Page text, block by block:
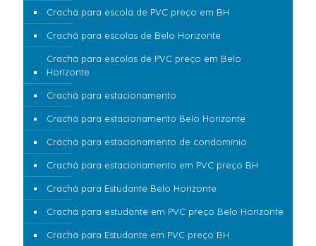
Crachá para escola de PVC preço em BH
Crachá para escolas de Belo Horizonte
Crachá para escolas de PVC preço em Belo
Horizonte
Crachá para estacionamento
Crachá para estacionamento Belo Horizonte
Crachá para estacionamento de condomínio
Crachá para estacionamento em PVC preço BH
Crachá para Estudante Belo Horizonte
Crachá para estudante em PVC preço Belo Horizonte
Crachá para Estudante em PVC preço BH